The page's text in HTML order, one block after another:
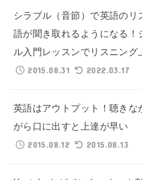
シラブル（音節）で英語の
語が聞き取れるようになる！
ル入門レッスンでリスニング
2015.08.31
2022.03.17
英語はアウトプット！聴きな
がら口に出すと上達が早い
2015.08.12
2015.08.13